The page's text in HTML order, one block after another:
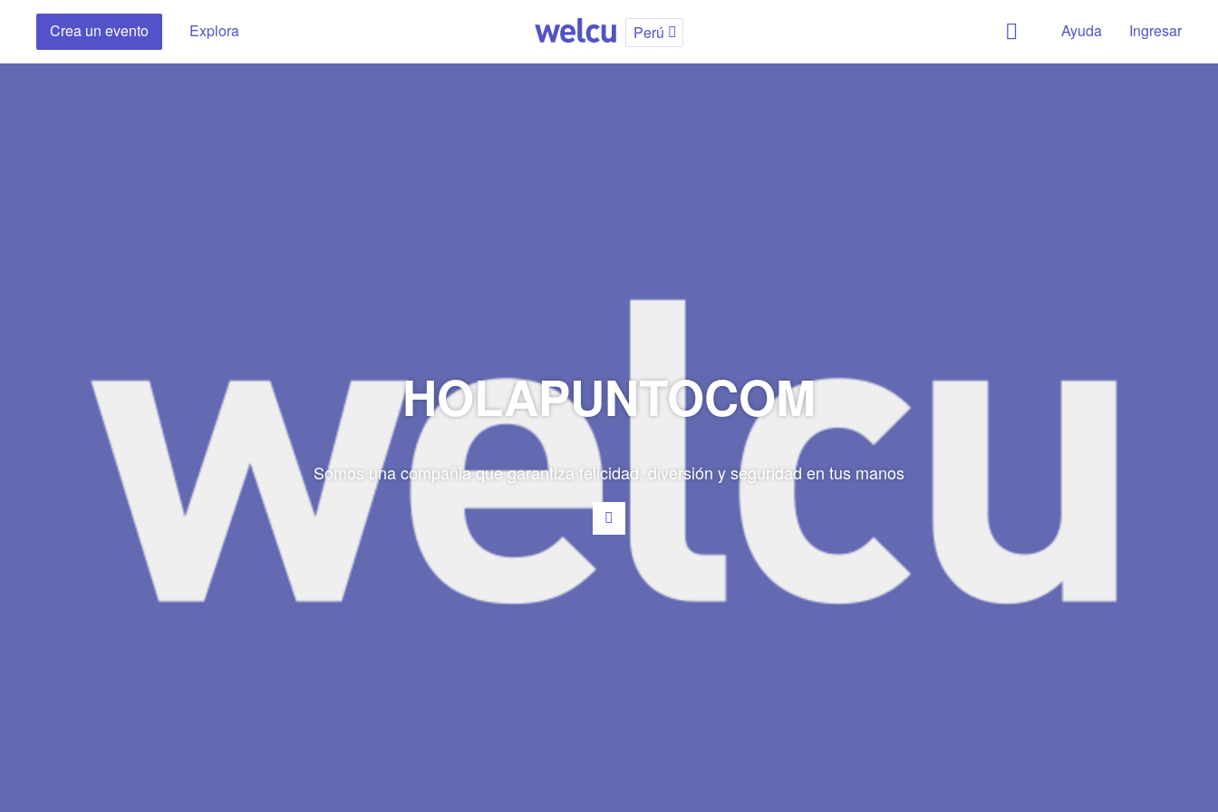
Crea un evento Explora Perú Ingresar
Ayuda
HOLAPUNTOCOM
Somos una compañia que garantiza felicidad, diversión y seguridad en tus manos